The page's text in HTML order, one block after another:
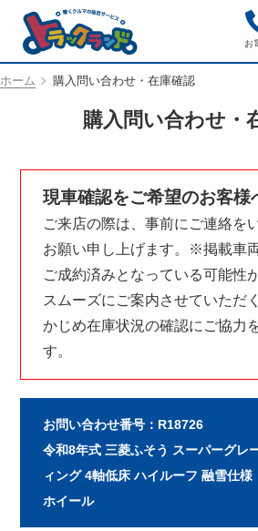
お
ホーム 購入問い合わせ・在庫確認
購入問い合わせ・
現車確認をご希望のお客様
ご来店の際は、事前にご連絡を
お願い申し上げます。※掲載車
ご成約済みとなっている可能性
スムーズにご案内させていただ
かじめ在庫状況の確認にご協力
す。
お問い合わせ番号：R18726
令和8年式 三菱ふそう スーパーグレ
ィング 4軸低床 ハイルーフ 融雪仕
ホイール